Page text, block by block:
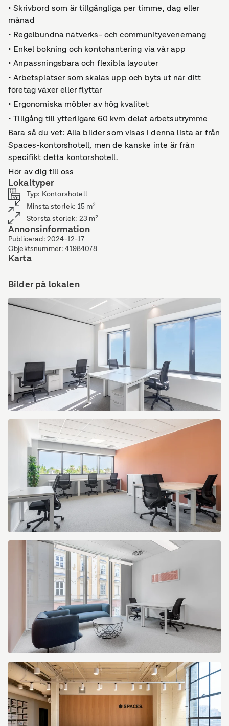
• Skrivbord som är tillgängliga per timme, dag eller
månad
• Regelbundna nätverks- och communityevenemang
• Enkel bokning och kontohantering via vår app
• Anpassningsbara och flexibla layouter
• Arbetsplatser som skalas upp och byts ut när ditt
företag växer eller flyttar
• Ergonomiska möbler av hög kvalitet
• Tillgång till ytterligare 60 kvm delat arbetsutrymme
Bara så du vet: Alla bilder som visas i denna lista är från
Spaces-kontorshotell, men de kanske inte är från
specifikt detta kontorshotell.
Hör av dig till oss
Lokaltyper
Typ: Kontorshotell
Minsta storlek: 15 m²
Största storlek: 23 m²
Annonsinformation
Publicerad: 2024-12-17
Objektsnummer:41984078
Karta
Bilder på lokalen
Luxembourg
Office
(Копировать).jpg
Spaces
(Копировать).jpg
Signature
Szervita
Square
5134
Budapest
Hungary